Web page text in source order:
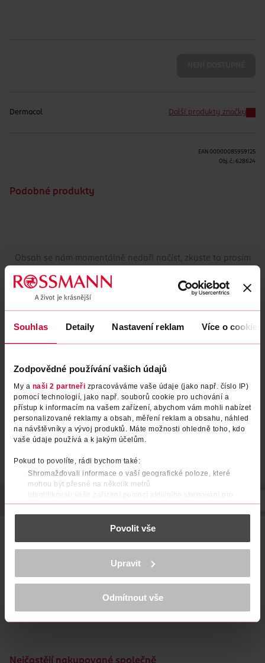
Souhlas Detaily Nastavení reklam Více o cookies
Zodpovědné používání vašich údajů
My a naši 2 partneři zpracováváme vaše údaje (jako např. číslo IP)
pomocí technologií, jako např. souborů cookie pro uchování a
přístup k informacím na vašem zařízení, abychom vám mohli nabízet
personalizované reklamy a obsah, měření reklam a obsahu, náhled
na návštěvníky a vývoj produktů. Máte možnosti ohledně toho, kdo
vaše údaje používá a k jakým účelům.
Pokud to povolíte, rádi bychom také:
Shromažďovali informace o vaší geografické poloze, které
mohou být přesné na několik metrů
Identifikovali vaše zařízení pomocí aktivního skenování pro
konkrétní charakteristiky (otisk prstu)
Zjistěte více o tom, jak zpracováváme vaše osobní údaje, a nastavte
části s podrobnostmi . Svůj souhlas můžete kdykoliv
K provozu stránek, personalizaci obsahu a reklam, funkcí sociálních
médií, analýze návštěvnosti, které mohou nést osobní údaje.
Více najdete vprohlášení o ochraně osobních údajů.
Děkujeme za pochopení. >více o cookies<
Povolit vše
Upravit
Odmítnout vše
Dermacol Další produkty značky
EAN 00000085959125
Obj. č.: 628624
Podobné produkty
Obsah se nám momentálně nedaří načíst, zkuste to prosím
Vysoce odolná a dlouhotrvající barva, obsahuje velké
množství intenzivních barevných pigmentů, díky kterým jen
jednou aplikací krásně vykreslíte oční linku. Tuha je měkká -
dá se použít jako kajalová tužka k vykreslení intenzivnější
oční linky nebo k přesně definované lince.